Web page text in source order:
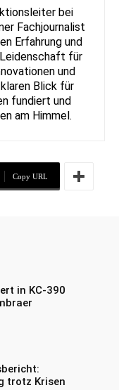
bei
Fachjournalist
Erfahrung und
für
und
Blick für
fundiert und
am Himmel.
Copy URL
in KC-390
trotz Krisen